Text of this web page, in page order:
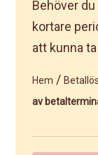
Behöver
kortare
att kunna
Hem /
av